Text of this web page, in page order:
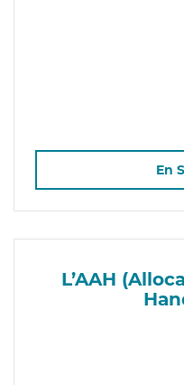
En
L’AAH